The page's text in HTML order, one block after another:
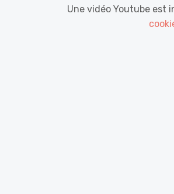
Une vidéo Youtube est